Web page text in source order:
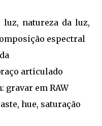
natureza da luz,
espectral
articulado
gravar em RAW
hue, saturação